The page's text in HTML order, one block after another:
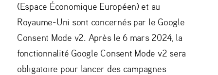
(Espace Économique Européen) et au
Royaume-Uni sont concernés par le Google
Consent Mode v2. Après le 6 mars 2024, la
fonctionnalité Google Consent Mode v2 sera
obligatoire pour lancer des campagnes